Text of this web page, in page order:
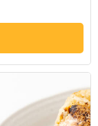
器サイズにつきま